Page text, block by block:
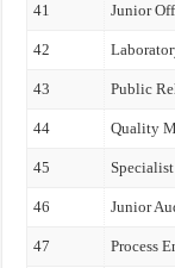
41 Junior
42
43 Public
44 Quality
45 Specialist
46 Junior
47 Process